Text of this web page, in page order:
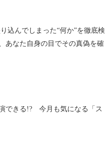
込んでしまった“何か”を徹底検
あなた自身の目でその真偽を確
できる!? 今月も気になる「ス